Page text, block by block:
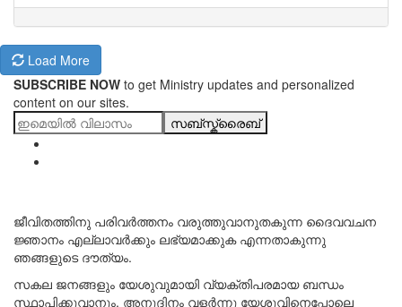
Load More
SUBSCRIBE NOW to get Ministry updates and personalized
content on our sites.
സബ്സ്ക്രൈബ്
ജീവിതത്തിനു പരിവർത്തനം വരുത്തുവാനുതകുന്ന ദൈവവചന
ജ്ഞാനം എല്ലാവർക്കും ലഭ്യമാക്കുക എന്നതാകുന്നു
ഞങ്ങളുടെ ദൗത്യം.
സകല ജനങ്ങളും യേശുവുമായി വ്യക്തിപരമായ ബന്ധം
സ്ഥാപിക്കുവാനും, അനുദിനം വളർന്നു യേശുവിനെപ്പോലെ